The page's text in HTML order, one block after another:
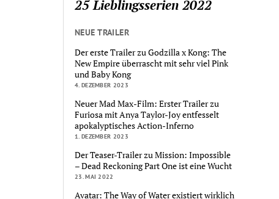
25 Lieblingsserien 2022
NEUE TRAILER
Der erste Trailer zu Godzilla x Kong: The
New Empire überrascht mit sehr viel Pink
und Baby Kong
4. DEZEMBER 2023
Neuer Mad Max-Film: Erster Trailer zu
Furiosa mit Anya Taylor-Joy entfesselt
apokalyptisches Action-Inferno
1. DEZEMBER 2023
Der Teaser-Trailer zu Mission: Impossible
– Dead Reckoning Part One ist eine Wucht
23. MAI 2022
Avatar: The Way of Water existiert wirklich